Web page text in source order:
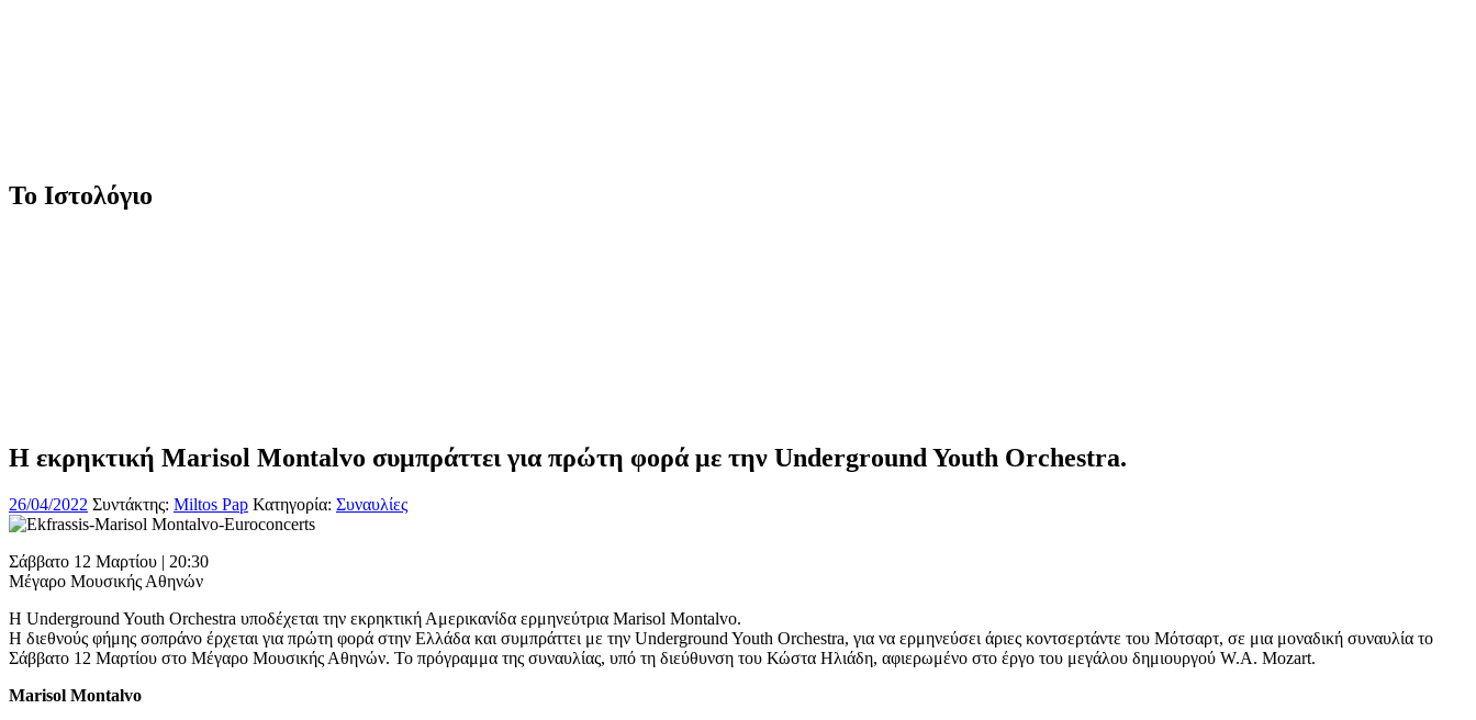
Το Ιστολόγιο
H εκρηκτική Marisol Montalvo συμπράττει για πρώτη φορά με την Underground Youth Orchestra.
26/04/2022 Συντάκτης: Miltos Pap Κατηγορία: Συναυλίες
Σάββατο 12 Μαρτίου | 20:30
Μέγαρο Μουσικής Αθηνών
Η Underground Youth Orchestra υποδέχεται την εκρηκτική Αμερικανίδα ερμηνεύτρια Marisol Montalvo.
Η διεθνούς φήμης σοπράνο έρχεται για πρώτη φορά στην Ελλάδα και συμπράττει με την Underground Youth Orchestra, για να ερμηνεύσει άριες κοντσερτάντε του Μότσαρτ, σε μια μοναδική συναυλία το
Σάββατο 12 Μαρτίου στο Μέγαρο Μουσικής Αθηνών. Το πρόγραμμα της συναυλίας, υπό τη διεύθυνση του Κώστα Ηλιάδη, αφιερωμένο στο έργο του μεγάλου δημιουργού W.A. Mozart.
Marisol Montalvo